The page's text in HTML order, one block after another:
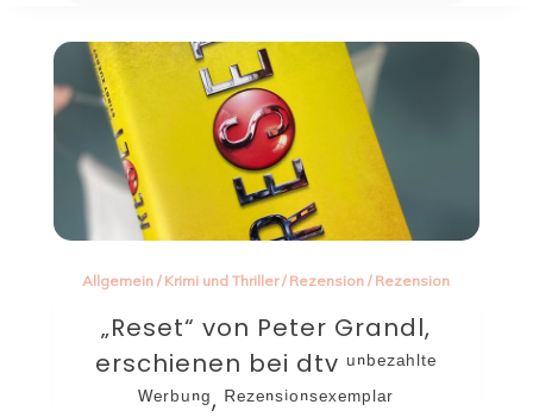
Allgemein / Krimi und Thriller/ Rezension / Rezension
„Reset“ von Peter Grandl,
erschienen bei dtv ᵘⁿᵇᵉᶻᵃʰˡᵗᵉ
ᵂᵉʳᵇᵘⁿᵍ, ᴿᵉᶻᵉⁿˢⁱᵒⁿˢᵉˣᵉᵐᵖˡᵃʳ